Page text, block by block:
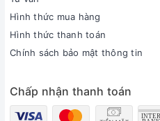
THÔNG SỐ KỸ THUẬT
Hình thức mua hàng
Hình thức thanh toán
Chính sách bảo mật thông tin
Chấp nhận thanh toán